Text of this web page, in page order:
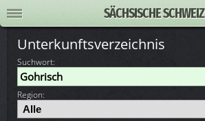
SÄCHSISCHE SCHWEIZ
Unterkunftsverzeichnis
Suchwort:
Region: